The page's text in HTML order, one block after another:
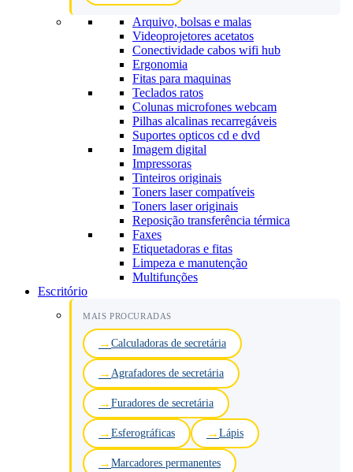
Arquivo, bolsas e malas
Videoprojetores acetatos
Conectividade cabos wifi hub
Ergonomia
Fitas para maquinas
Teclados ratos
Colunas microfones webcam
Pilhas alcalinas recarregáveis
Suportes opticos cd e dvd
Imagem digital
Impressoras
Tinteiros originais
Toners laser compatíveis
Toners laser originais
Reposição transferência térmica
Faxes
Etiquetadoras e fitas
Limpeza e manutenção
Multifunções
Escritório
MAIS PROCURADAS
Calculadoras de secretária
Agrafadores de secretária
Furadores de secretária
Esferográficas Lápis
Marcadores permanentes